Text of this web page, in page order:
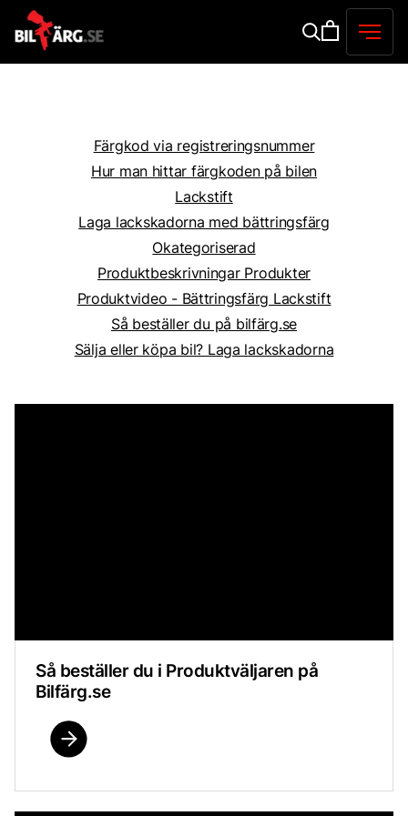
Färgkod via registreringsnummer
Hur man hittar färgkoden på bilen
Lackstift
Laga lackskadorna med bättringsfärg
Okategoriserad
Produktbeskrivningar Produkter
Produktvideo - Bättringsfärg Lackstift
Så beställer du på bilfärg.se
Sälja eller köpa bil? Laga lackskadorna
Så beställer du i Produktväljaren på
Bilfärg.se